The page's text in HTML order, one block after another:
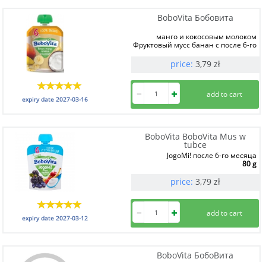
BoboVita Бобовита
манго и кокосовым молоком
Фруктовый мусс банан с после 6-го
price: 3,79 zł
expiry date 2027-03-16
BoboVita BoboVita Mus w
tubce
JogoMi! после 6-го месяца
80 g
price: 3,79 zł
expiry date 2027-03-12
BoboVita БобоВита